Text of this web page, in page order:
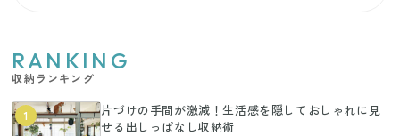
RANKING
収納ランキング
1
片づけの手間が激減！生活感を隠しておしゃれに見
せる出しっぱなし収納術